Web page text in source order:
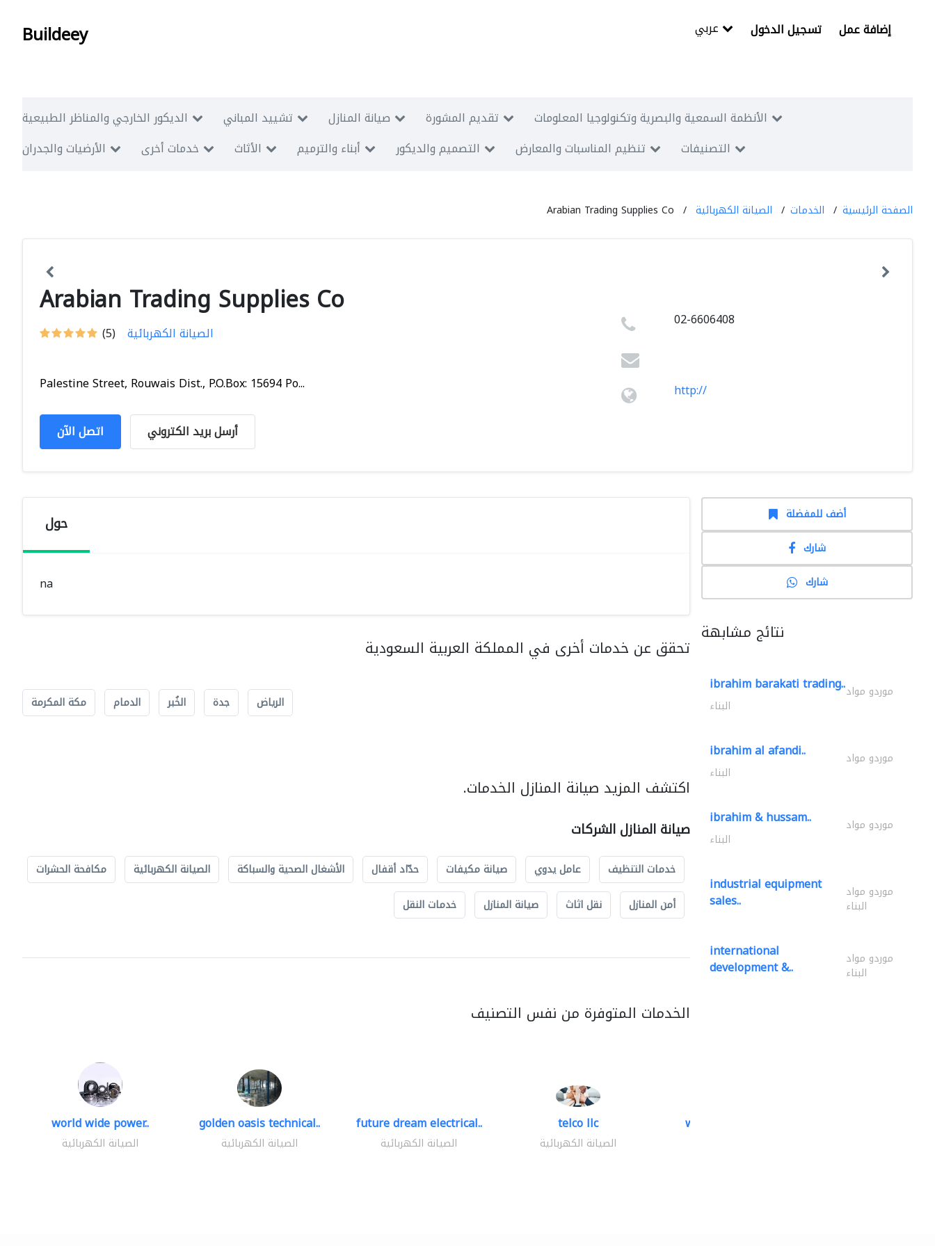
Buildeey تسجيل الدخول إضافة عمل
الديكور الخارجي والمناظر الطبيعية تشييد المباني صيانة المنازل تقديم المشورة
الأنظمة السمعية والبصرية وتكنولوجيا المعلومات
الأرضيات والجدران
خدمات أخرى الأثاث أبناء والترميم التصميم والديكور تنظيم المناسبات والمعارض التصنيفات
الصفحة الرئيسية الخدمات الصيانة الكهربائية Arabian Trading Supplies Co
Arabian Trading Supplies Co
(5) الصيانة الكهربائية
Palestine Street, Rouwais Dist., P.O.Box: 15694 Po...
اتصل الآن أرسل بريد الكتروني
02-6606408
http://
حول
na
تحقق عن خدمات أخرى في المملكة العربية السعودية
الرياض جدة الخُبر الدمام مكة المكرمة
اكتشف المزيد صيانة المنازل الخدمات.
صيانة المنازل الشركات
خدمات التنظيف عامل يدوي صيانة مكيفات حدّاد أقفال الأشغال الصحية والسباكة الصيانة الكهربائية
مكافحة الحشرات
أمن المنازل
نقل اثاث صيانة المنازل خدمات النقل
الخدمات المتوفرة من نفس التصنيف
world wide power..
الصيانة الكهربائية
golden oasis technical..
الصيانة الكهربائية
future dream electrical..
الصيانة الكهربائية
telco llc
الصيانة الكهربائية
white arch general..
أضف للمفضلة
شارك
شارك
نتائج مشابهة
ibrahim barakati trading..موردو مواد
البناء
ibrahim al afandi.. موردو مواد
البناء
ibrahim & hussam.. موردو مواد
البناء
industrial equipment
sales.. موردو مواد
البناء
international
development &.. موردو مواد
البناء